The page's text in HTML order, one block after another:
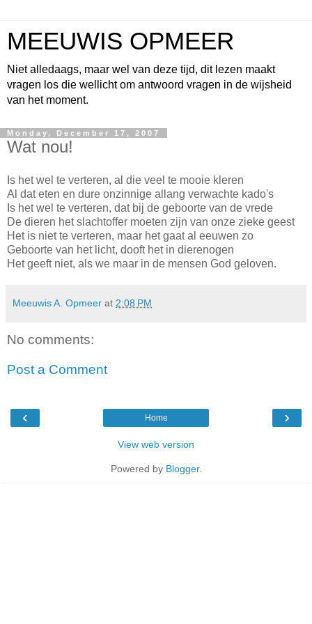
MEEUWIS OPMEER
Niet alledaags, maar wel van deze tijd, dit lezen maakt
vragen los die wellicht om antwoord vragen in de wijsheid
van het moment.
Monday, December 17, 2007
Wat nou!
Is het wel te verteren, al die veel te mooie kleren
Al dat eten en dure onzinnige allang verwachte kado's
Is het wel te verteren, dat bij de geboorte van de vrede
De dieren het slachtoffer moeten zijn van onze zieke geest
Het is niet te verteren, maar het gaat al eeuwen zo
Geboorte van het licht, dooft het in dierenogen
Het geeft niet, als we maar in de mensen God geloven.
Meeuwis A. Opmeer at 2:08 PM
No comments:
Post a Comment
‹ ›
Home
View web version
Powered by Blogger.